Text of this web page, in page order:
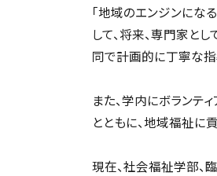
「地域のエンジンにな
して、将来、専門家と
同で計画的に丁寧な指
また、学内にボランテ
とともに、地域福祉に
現在、社会福祉学部、